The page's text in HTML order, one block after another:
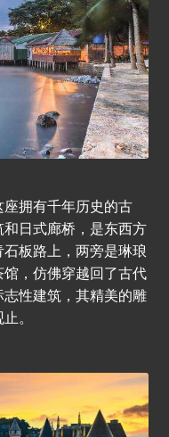
拥有千年历史的古
日式廊桥，是东西方
板路上，两旁是琳琅
，仿佛穿越回了古代
性建筑，其精美的雕
。